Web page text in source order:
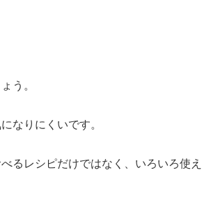
う。
なりにくいです。
るレシピだけではなく、いろいろ使え